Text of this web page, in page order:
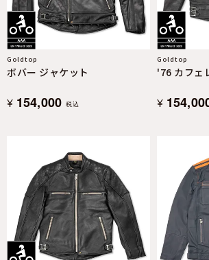
Goldtop
ボバー ジャケット
¥ 154,000 税込
Goldtop
'76 カフェ
¥